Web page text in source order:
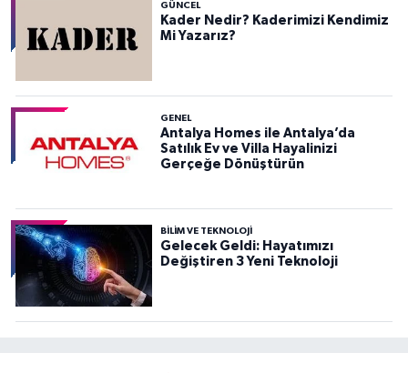
GÜNCEL
Kader Nedir? Kaderimizi Kendimiz
Mi Yazarız?
GENEL
Antalya Homes ile Antalya’da
Satılık Ev ve Villa Hayalinizi
Gerçeğe Dönüştürün
BILIM VE TEKNOLOJI
Gelecek Geldi: Hayatımızı
Değiştiren 3 Yeni Teknoloji